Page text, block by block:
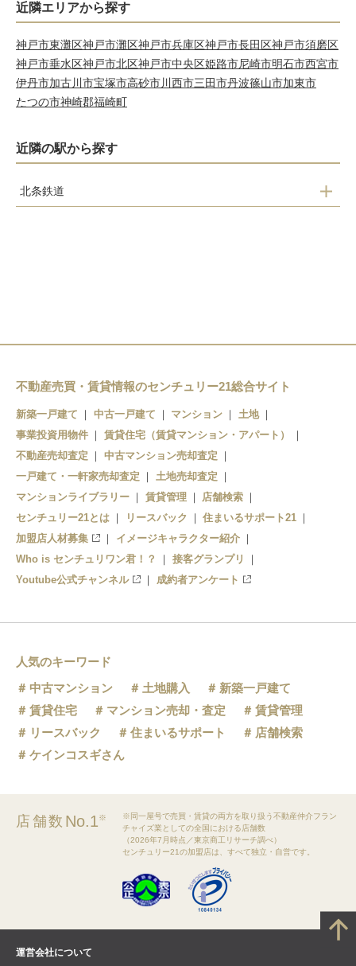
近隣エリアから探す
神戸市東灘区神戸市灘区神戸市兵庫区神戸市長田区神戸市須磨区
神戸市垂水区神戸市北区神戸市中央区姫路市尼崎市明石市西宮市
伊丹市加古川市宝塚市高砂市川西市三田市丹波篠山市加東市
たつの市神崎郡福崎町
近隣の駅から探す
北条鉄道
播磨横田駅
北条町駅
不動産売買・賃貸情報のセンチュリー21総合サイト
新築一戸建て 中古一戸建て マンション
土地
事業投資用物件
賃貸住宅（賃貸マンション・アパート）
不動産売却査定
中古マンション売却査定
一戸建て・一軒家売却査定
土地売却査定
マンションライブラリー
賃貸管理
店舗検索
センチュリー21とは
リースバック
住まいるサポート21
加盟店人材募集
イメージキャラクター紹介
Who is センチュリワン君！？
接客グランプリ
Youtube公式チャンネル
成約者アンケート
人気のキーワード
中古マンション
土地購入
新築一戸建て
賃貸住宅
マンション売却・査定
賃貸管理
リースバック
住まいるサポート
店舗検索
ケインコスギさん
店舗数 No.1※
※同一屋号で売買・賃貸の両方を取り扱う不動産仲介フラン
チャイズ業としての全国における店舗数
（2026年7月時点／東京商工リサーチ調べ）
センチュリー21の加盟店は、すべて独立・自営です。
運営会社について